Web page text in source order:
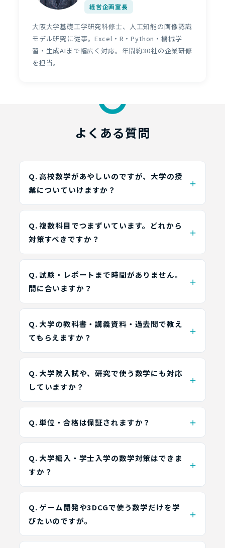
経営企画室長
大阪大学基礎工学研究科修士、人工知能の画像認識
モデル研究に従事。Excel・R・Python・機械学
習・生成AIまで幅広く対応。年間約30社の企業研修
を担当。
よくある質問
Q. 高校数学があやしいのですが、大学の授
業についていけますか？
Q. 複数科目でつまずいています。どれから
対策すべきですか？
Q. 試験・レポートまで時間がありません。
間に合いますか？
Q. 大学の教科書・講義資料・過去問で教え
てもらえますか？
Q. 大学院入試や、研究で使う数学にも対応
していますか？
Q. 単位・合格は保証されますか？
Q. 大学編入・学士入学の数学対策はできま
すか？
Q. ゲーム開発や3DCGで使う数学だけを学
びたいのですが。